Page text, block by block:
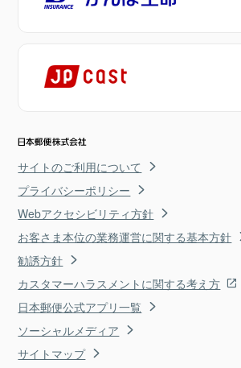
サイトのご利用について
プライバシーポリシー
Webアクセシビリティ方針
お客さま本位の業務運営に関する基本方針
勧誘方針
カスタマーハラスメントに関する考え方
日本郵便公式アプリ一覧
ソーシャルメディア
サイトマップ